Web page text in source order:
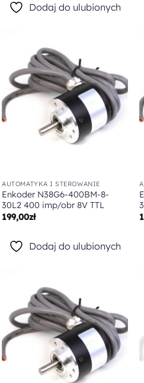
Dodaj do ulubionych
ulubionych
AUTOMATYKA I STEROWANIE
Enkoder N38G6-400BM-8-
30L2 400 imp/obr 8V TTL
199,00zł
Dodaj do ulubionych
ulubionych